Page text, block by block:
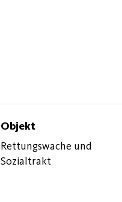
Objekt
Rettungswache und
Sozialtrakt